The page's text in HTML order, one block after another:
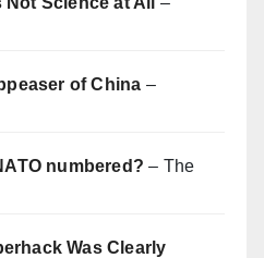
of China –
numbered? – The
Was Clearly